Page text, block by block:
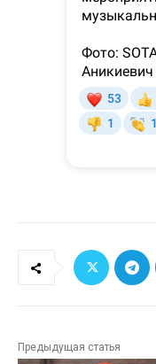
Предыдущая статья